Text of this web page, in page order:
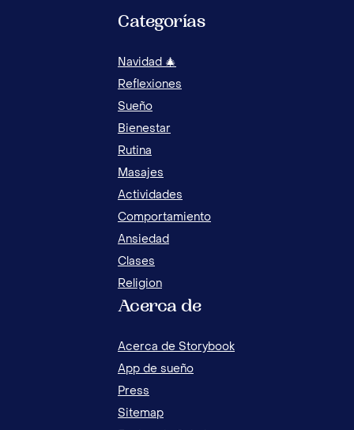
A LOS NIÑOS A MANEJAR LA DESESPERACIÓN
Categorías
Navidad 🎄
Reflexiones
Sueño
Bienestar
Rutina
Masajes
Actividades
Comportamiento
Ansiedad
Clases
Religion
Acerca de
Acerca de Storybook
App de sueño
Press
Sitemap